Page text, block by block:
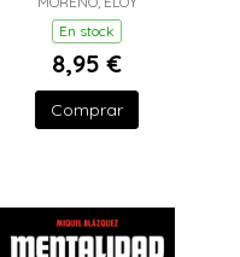
En stock
8,95 €
Comprar